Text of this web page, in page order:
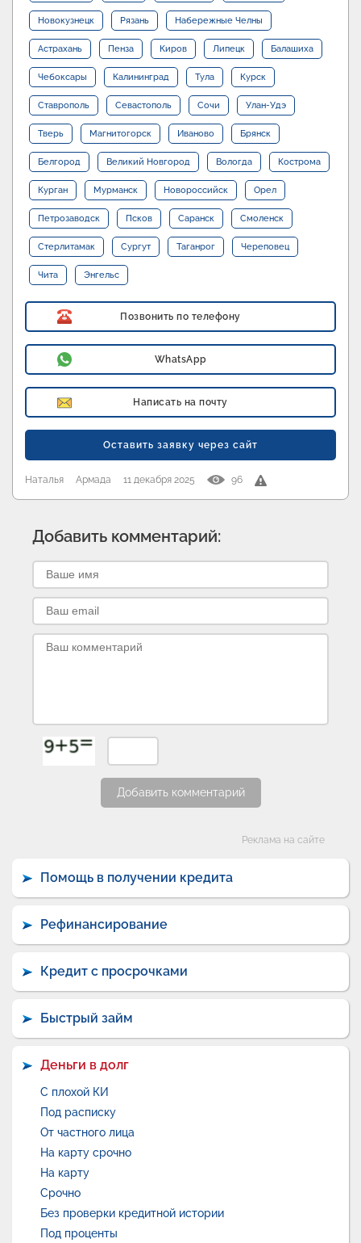
Новокузнецк Рязань Набережные Челны
Астрахань Пенза Киров Липецк Балашиха
Чебоксары Калининград Тула Курск
Ставрополь Севастополь Сочи Улан-Удэ
Тверь Магнитогорск Иваново Брянск
Белгород Великий Новгород Вологда Кострома
Курган Мурманск Новороссийск Орел
Петрозаводск Псков Саранск Смоленск
Стерлитамак Сургут Таганрог Череповец
Чита Энгельс
Позвонить по телефону
WhatsApp
Написать на почту
Оставить заявку через сайт
Наталья Армада 11 декабря 2025 96
Добавить комментарий:
Добавить комментарий
Реклама на сайте
Помощь в получении кредита
Рефинансирование
Кредит с просрочками
Быстрый займ
Деньги в долг
С плохой КИ
Под расписку
От частного лица
На карту срочно
На карту
Срочно
Без проверки кредитной истории
Под проценты